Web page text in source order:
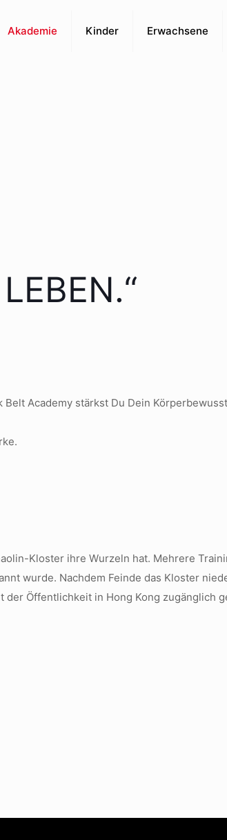
Akademie Kinder Erwachsene
Academy stärkst Du Dein
Kloster ihre Wurzeln hat. Mehrere
wurde. Nachdem Feinde das Kloster
Öffentlichkeit in Hong Kong zugänglich